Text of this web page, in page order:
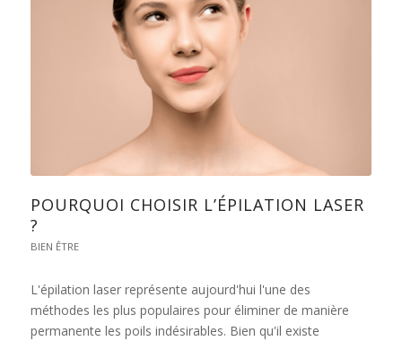
POURQUOI CHOISIR L’ÉPILATION LASER
?
BIEN ÊTRE
L'épilation laser représente aujourd'hui l'une des
méthodes les plus populaires pour éliminer de manière
permanente les poils indésirables. Bien qu'il existe